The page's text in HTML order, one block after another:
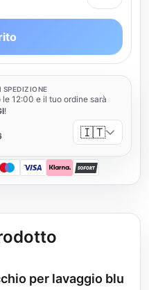
SPEDIZIONE
le 12:00 e il tuo ordine sarà
!
🇮🇹
Maestro
Visa KlarnaSOFORT
per lavaggio blu